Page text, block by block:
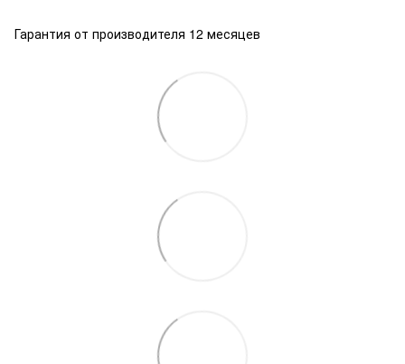
Гарантия от производителя 12 месяцев